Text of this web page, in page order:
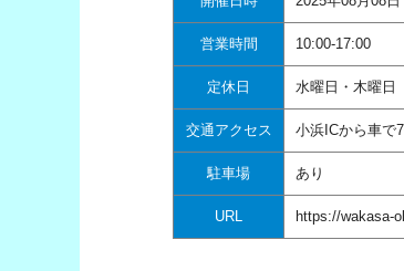
営業時間 10:00-17:00
定休日 水曜日・木曜日
交通アクセス 小浜ICから車で
駐車場 あり
URL https://wakasa-